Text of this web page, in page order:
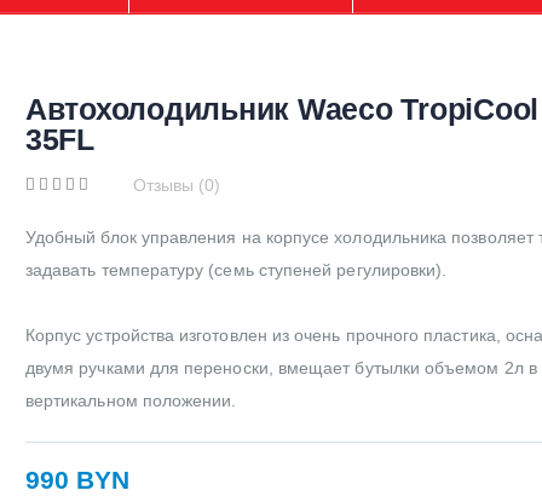
Автохолодильник Waeco
35FL
Отзывы (0)
Удобный блок управления на корпусе холодильника позволяет
задавать температуру (семь ступеней регулировки).
Корпус устройства изготовлен из очень прочного пластика,
двумя ручками для переноски, вмещает бутылки объемом 2л в
вертикальном положении.
990 BYN